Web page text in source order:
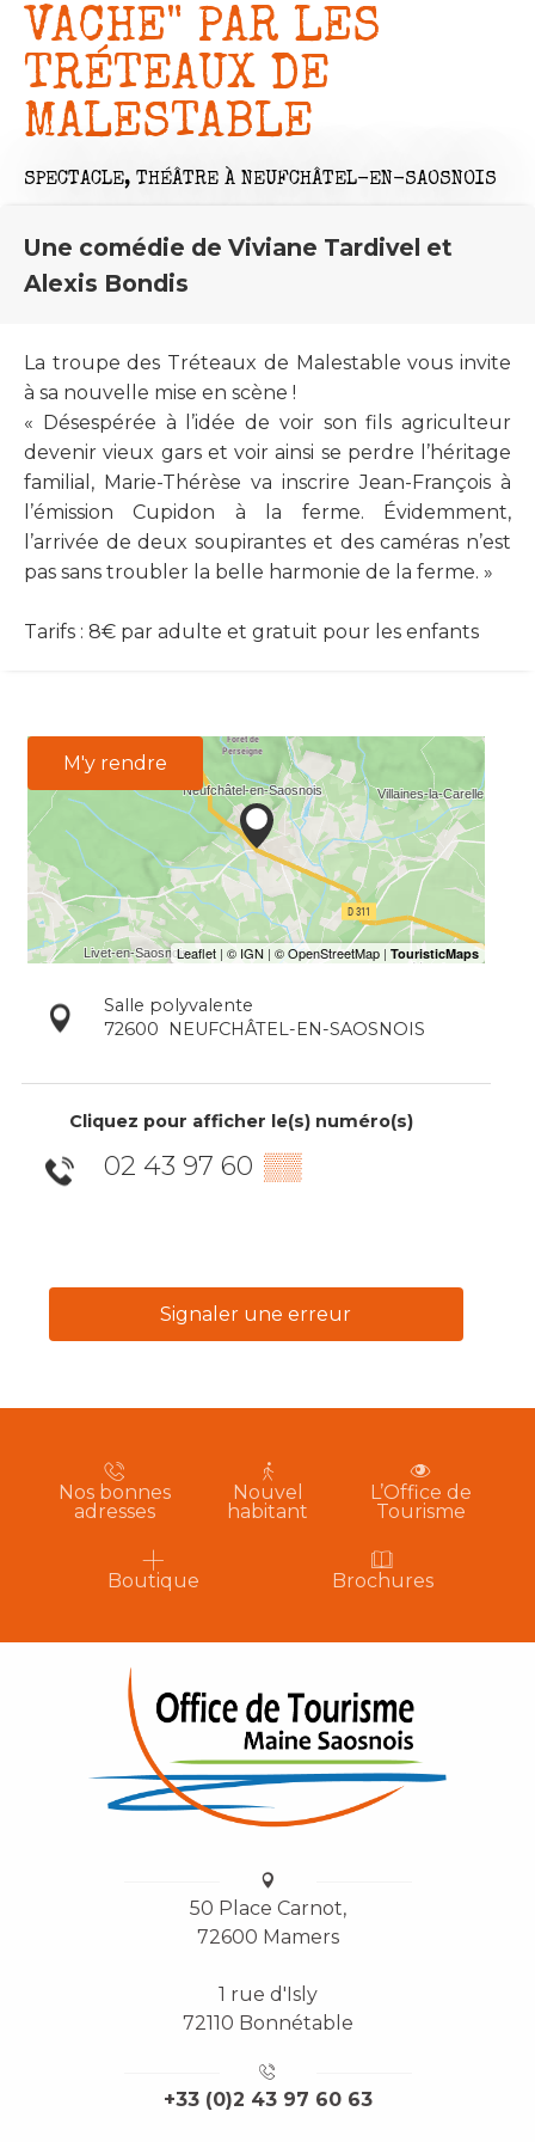
VACHE" PAR LES
TRÉTEAUX DE
MALESTABLE
SPECTACLE, THÉÂTRE À NEUFCHÂTEL-EN-SAOSNOIS
Une comédie de Viviane Tardivel et
Alexis Bondis
La troupe des Tréteaux de Malestable vous invite
à sa nouvelle mise en scène !
« Désespérée à l’idée de voir son fils agriculteur
devenir vieux gars et voir ainsi se perdre l’héritage
familial, Marie-Thérèse va inscrire Jean-François à
l’émission Cupidon à la ferme. Évidemment,
l’arrivée de deux soupirantes et des caméras n’est
pas sans troubler la belle harmonie de la ferme. »
Tarifs : 8€ par adulte et gratuit pour les enfants
M'y rendre
Salle polyvalente
72600
NEUFCHÂTEL-EN-SAOSNOIS
Cliquez pour afficher le(s) numéro(s)
02 43 97 60 ▒▒
Signaler une erreur
Nos bonnes
adresses
Nouvel
habitant
L’Office de
Tourisme
Boutique Brochures
50 Place Carnot,
72600 Mamers
1 rue d'Isly
72110 Bonnétable
+33 (0)2 43 97 60 63